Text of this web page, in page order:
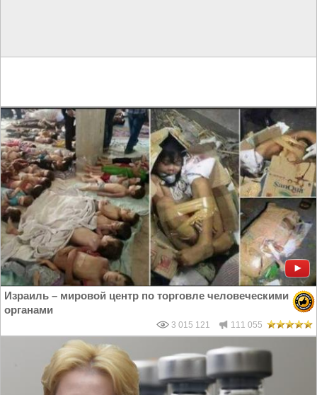
Израиль – мировой центр по торговле человеческими
органами
3 015 121 111 055